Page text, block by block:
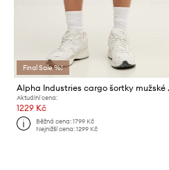
Final Sale %!
Alpha
Aktuální cena:
1229 Kč
Běžná cena:1799 Kč
Nejnižší cena:1299 Kč